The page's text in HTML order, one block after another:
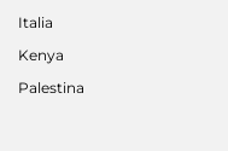
Italia
Kenya
Palestina